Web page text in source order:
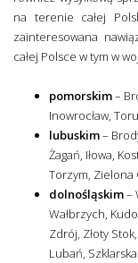
na terenie całej
zainteresowana
całej Polsce w tym w
pomorskim–
Inowrocław,
lubuskim–
Żagań, Iłowa,
Torzym, Zielona
dolnośląskim–
Wałbrzych,
Zdrój, Złoty
Lubań,